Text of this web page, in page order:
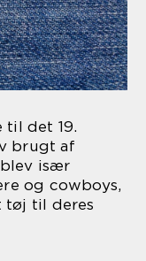
til det 19.
brugt af
blev især
og cowboys,
til deres